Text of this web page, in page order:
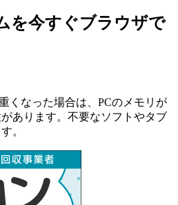
を今すぐブラウザで
くなった場合は、PCのメモリが
あります。不要なソフトやタブ
。